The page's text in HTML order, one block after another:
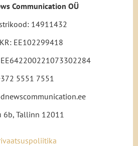
Communication OÜ
14911432
EE102299418
5551 7551
6b, Tallinn 12011